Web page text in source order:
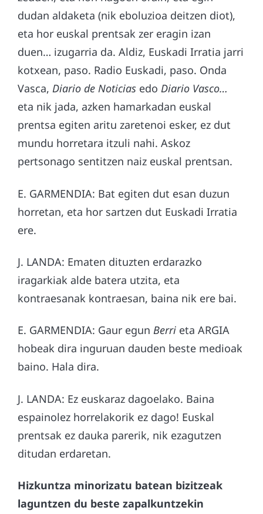
dudan aldaketa (nik eboluzioa deitzen diot),
eta hor euskal prentsak zer eragin izan
duen… izugarria da. Aldiz, Euskadi Irratia jarri
kotxean, paso. Radio Euskadi, paso. Onda
Vasca, Diario de Noticias edo Diario Vasco…
eta nik jada, azken hamarkadan euskal
prentsa egiten aritu zaretenoi esker, ez dut
mundu horretara itzuli nahi. Askoz
pertsonago sentitzen naiz euskal prentsan.
E. GARMENDIA: Bat egiten dut esan duzun
horretan, eta hor sartzen dut Euskadi Irratia
ere.
J. LANDA: Ematen dituzten erdarazko
iragarkiak alde batera utzita, eta
kontraesanak kontraesan, baina nik ere bai.
E. GARMENDIA: Gaur egun Berri eta ARGIA
hobeak dira inguruan dauden beste medioak
baino. Hala dira.
J. LANDA: Ez euskaraz dagoelako. Baina
espainolez horrelakorik ez dago! Euskal
prentsak ez dauka parerik, nik ezagutzen
ditudan erdaretan.
Hizkuntza minorizatu batean bizitzeak
laguntzen du beste zapalkuntzekin